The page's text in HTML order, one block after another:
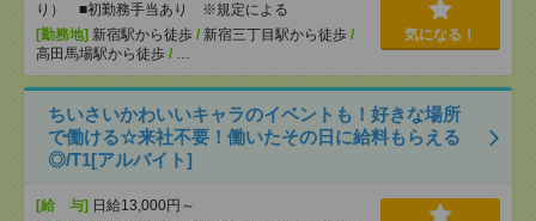
り） ■初勤務手当あり ※規定による
[勤務地] 新宿駅から徒歩 / 新宿三丁目駅から徒歩 /
高田馬場駅から徒歩 / …
気になる！
ちいさいかわいいキャラのイベントも！好きな場所
で働ける☆来社不要！働いたその日に給料もらえる
◎/T1[アルバイト]
[給 与] 日給13,000円～